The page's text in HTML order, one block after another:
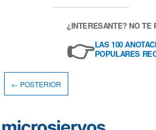
¿INTERESANTE? NO
👉LAS 100
POPULARES
← POSTERIOR